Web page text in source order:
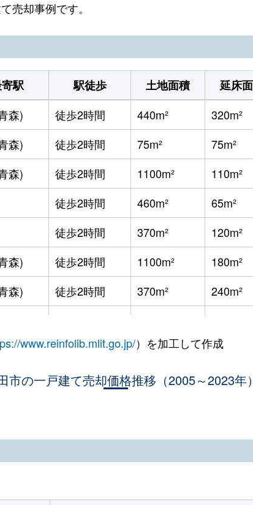
売却事例です。
駅 駅徒歩 土地面積 延床
森) 徒歩2時間 440m² 320m²
森) 徒歩2時間 75m² 75m²
森) 徒歩2時間 1100m² 110m²
徒歩2時間 460m² 65m²
徒歩2時間 370m² 120m²
森) 徒歩2時間 1100m² 180m²
森) 徒歩2時間 370m² 240m²
森) 徒歩2時間 260m² 55m²
森) 徒歩2時間 1700m² 400m²
森) 徒歩2時間 290m² 100m²
森) 徒歩2時間 330m² 210m²
森) 徒歩2時間 250m² 140m²
www.reinfolib.mlit.go.jp/）を加工して作成
市の一戸建て売却価格推移（2005～2023年）